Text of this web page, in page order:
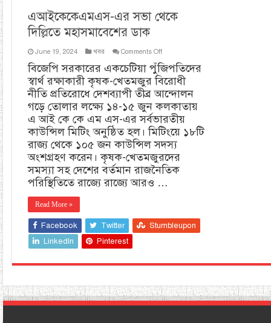
এআইকেকেএমএস-এর সভা থেকে
দিল্লিতে মহাসমাবেশের ডাক
June 19, 2024 খবর Comments Offon
এর
সভা
থেকে
দিল্লিতে
মহাসমাবেশের
ডাক
বিজেপি সরকারের একচেটিয়া পুঁজিপতিদের
স্বার্থ রক্ষাকারী কৃষক-খেতমজুর বিরোধী
নীতি প্রতিরোধে দেশব্যাপী তীব্র আন্দোলন
গড়ে তোলার লক্ষ্যে ১৪-১৫ জুন কলকাতায়
এ আই কে কে এম এস-এর সর্বভারতীয়
কাউন্সিল মিটিং অনুষ্ঠিত হল। মিটিংয়ে ১৮টি
রাজ্য থেকে ১০৫ জন কাউন্সিল সদস্য
অংশগ্রহণ করেন। কৃষক-খেতমজুরদের
সমস্যা সহ দেশের বর্তমান রাজনৈতিক
পরিস্থিতিতে রাজ্যে রাজ্যে আরও …
Read More »
Facebook Twitter
Stumbleupon
LinkedIn
Pinterest